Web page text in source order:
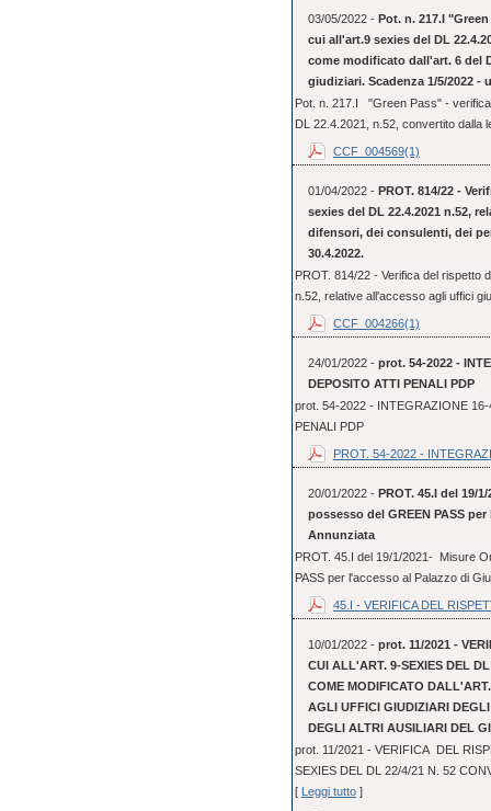
03/05/2022 - Pot. n. 217.I
cui all'art.9 sexies del DL
come modificato dall'art. 6 del
giudiziari. Scadenza 1/5/2022 -
Pot. n. 217.I "Green Pass" -
DL 22.4.2021, n.52, convertito dalla
CCF_004569(1)
01/04/2022 - PROT. 814/22 -
sexies del DL 22.4.2021 n.52,
difensori, dei consulenti, dei
30.4.2022.
PROT. 814/22 - Verifica del rispetto
n.52, relative all'accesso agli uffici
CCF_004266(1)
24/01/2022 - prot. 54-2022 -
DEPOSITO ATTI PENALI PDP
prot. 54-2022 - INTEGRAZIONE
PENALI PDP
PROT. 54-2022 -
20/01/2022 - PROT. 45.I del 19/
possesso del GREEN PASS
Annunziata
PROT. 45.I del 19/1/2021- Misure
PASS per l'accesso al Palazzo di
45.I - VERIFICA DEL
10/01/2022 - prot. 11/2021 -
CUI ALL'ART. 9-SEXIES DEL
COME MODIFICATO
AGLI UFFICI GIUDIZIARI
DEGLI ALTRI AUSILIARI DEL
prot. 11/2021 - VERIFICA DEL
SEXIES DEL DL 22/4/21 N. 52
[ Leggi tutto]